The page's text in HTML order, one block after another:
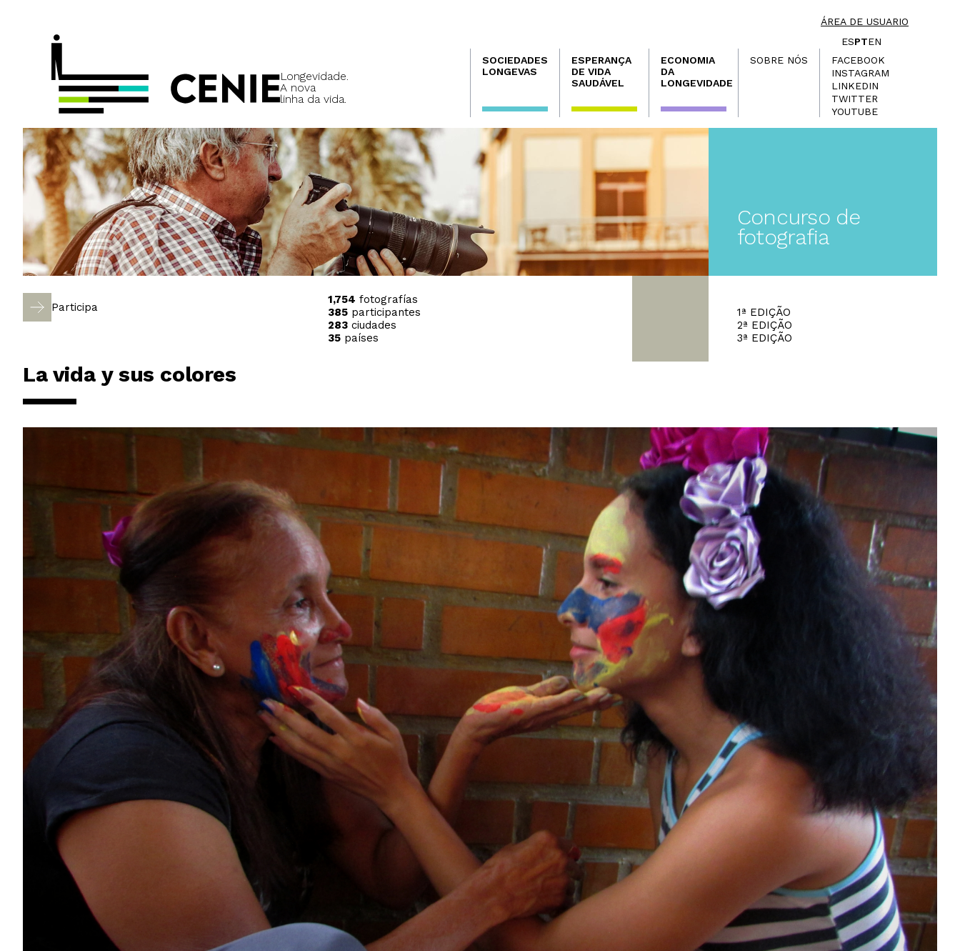
ÁREA DE USUARIO
Longevidade.
A nova
linha da vida.
ESPTEN
Navegación
principal
SOCIEDADES
LONGEVAS
ESPERANÇA
DE VIDA
SAUDÁVEL
ECONOMIA
DA
LONGEVIDADE
SOBRE NÓS
FACEBOOK
INSTAGRAM
LINKEDIN
TWITTER
YOUTUBE
Concurso de
fotografia
Participa
1,754 fotografías
385participantes
283ciudades
35países
1ª EDIÇÃO
2ª EDIÇÃO
3ª EDIÇÃO
La vida y sus colores